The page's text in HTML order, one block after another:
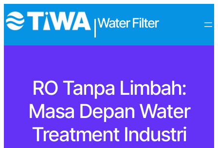
Water Filter
RO Tanpa Limbah:
Masa Depan Water
Treatment Industri